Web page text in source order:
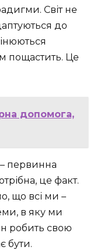
Світ не
до
пощастить. Це
допомога,
первинна
це факт.
що всі ми –
в яку ми
робить свою
бути.